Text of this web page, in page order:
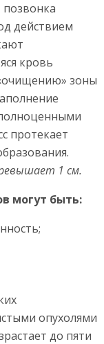
действием
кровь
зоны
протекает
1 см.
могут быть:
опухолями
до пяти